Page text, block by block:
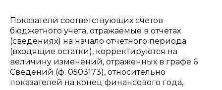
Показатели соответствующих счетов
бюджетного учета, отражаемые в отчетах
(сведениях) на начало отчетного периода
(входящие остатки), корректируются на
величину изменений, отраженных в графе 6
Сведений (ф. 0503173), относительно
показателей на конец финансового года,